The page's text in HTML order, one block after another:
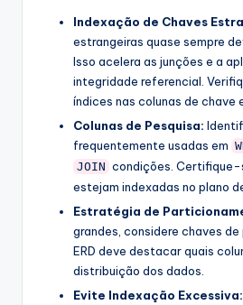
Indexação de Chaves
estrangeiras quase sempre
Isso acelera as junções e a
integridade referencial.
índices nas colunas de chave
Colunas de Pesquisa:
frequentemente usadas em
JOIN condições. Certifique-
estejam indexadas no plano
Estratégia de
grandes, considere chaves
ERD deve destacar quais
distribuição dos dados.
Evite Indexação Excessiva: